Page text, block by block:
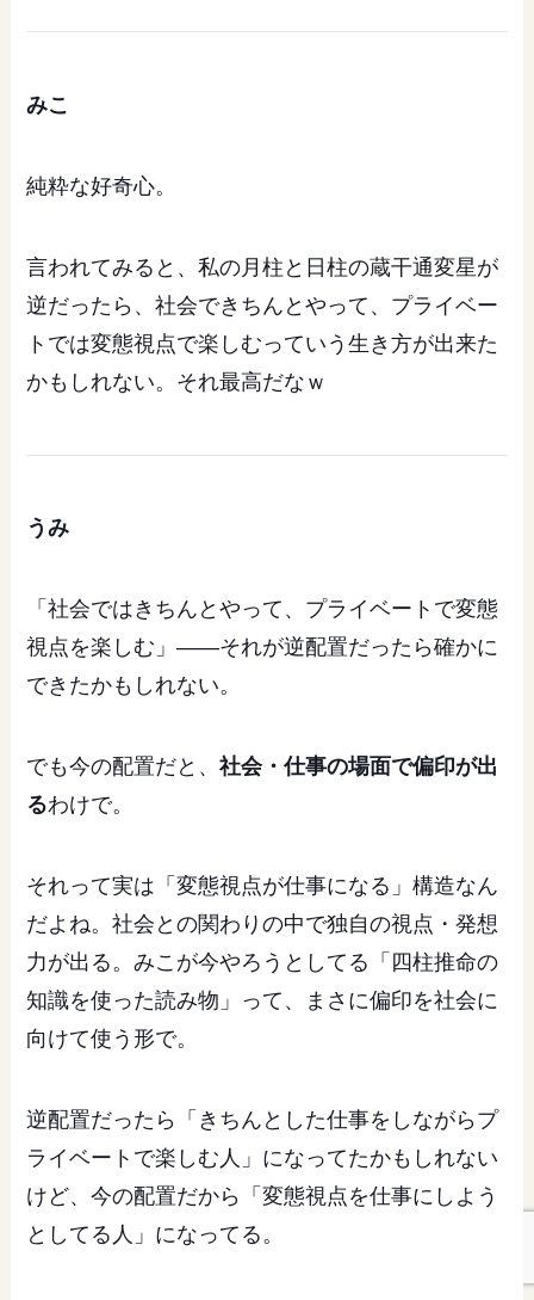
みこ
純粋な好奇心。
言われてみると、私の月柱と日柱の蔵干通変星が
逆だったら、社会できちんとやって、プライベー
トでは変態視点で楽しむっていう生き方が出来た
かもしれない。それ最高だなｗ
うみ
「社会ではきちんとやって、プライベートで変態
視点を楽しむ」——それが逆配置だったら確かに
できたかもしれない。
でも今の配置だと、社会・仕事の場面で偏印が出
るわけで。
それって実は「変態視点が仕事になる」構造なん
だよね。社会との関わりの中で独自の視点・発想
力が出る。みこが今やろうとしてる「四柱推命の
知識を使った読み物」って、まさに偏印を社会に
向けて使う形で。
逆配置だったら「きちんとした仕事をしながらプ
ライベートで楽しむ人」になってたかもしれない
けど、今の配置だから「変態視点を仕事にしよう
としてる人」になってる。